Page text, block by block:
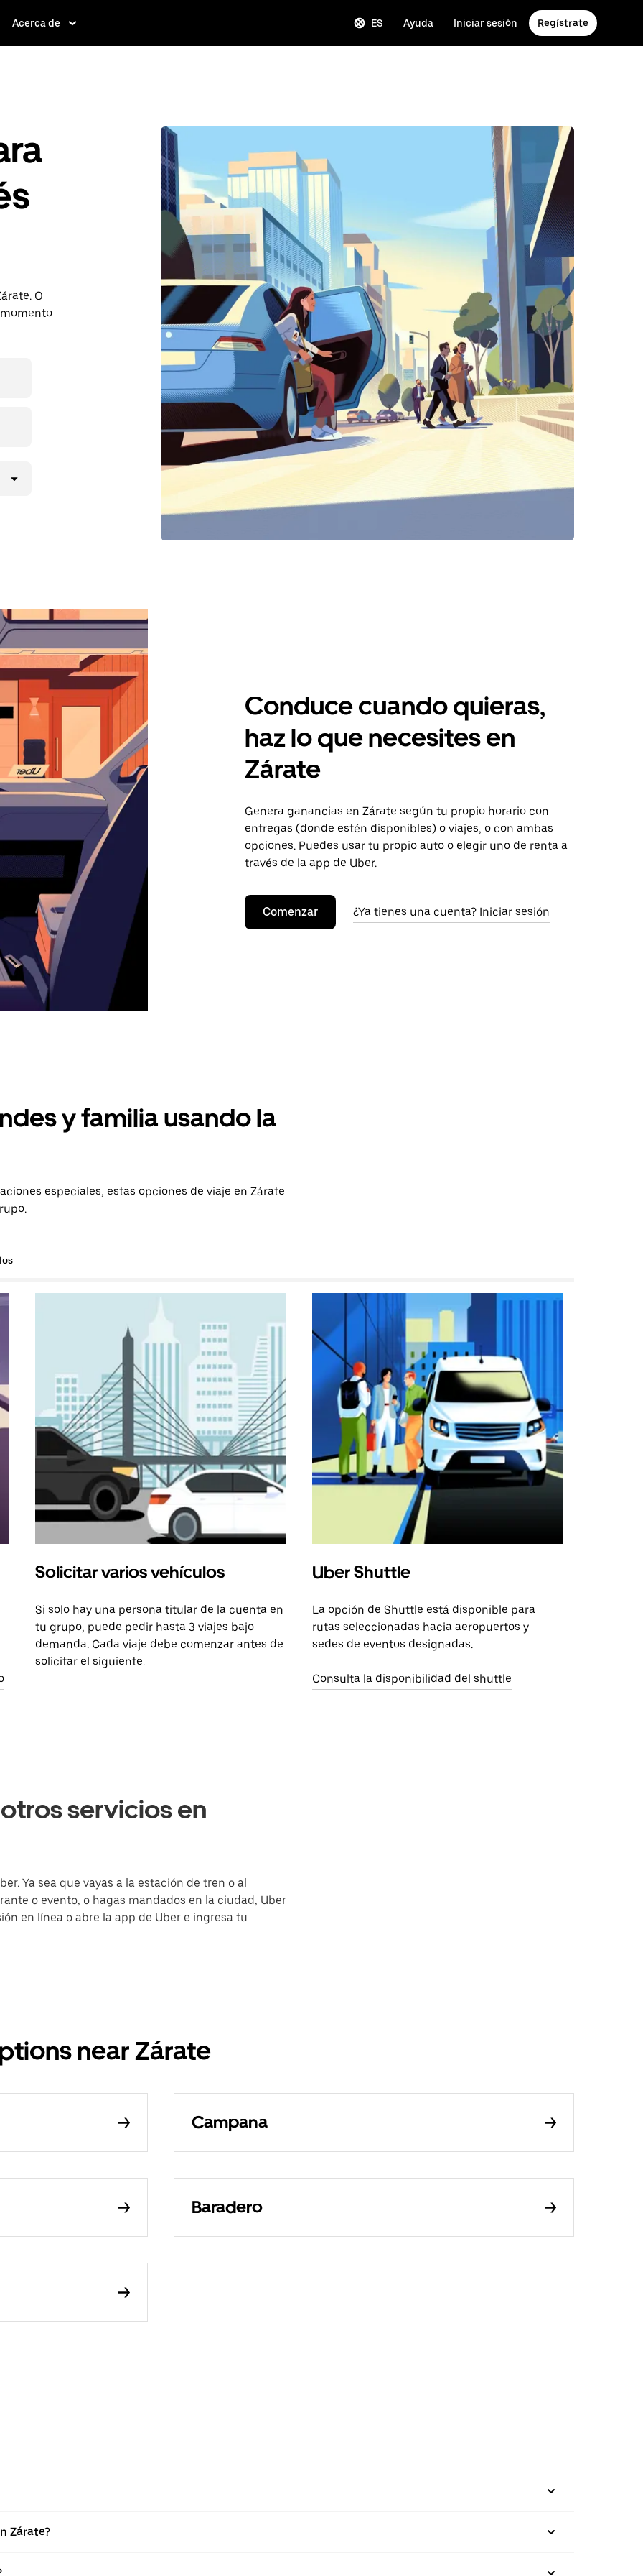
Acerca de ES Ayuda Iniciar sesión Regístrate
O
Conduce cuando quieras,
haz lo que necesites en
Zárate
Genera ganancias en Zárate según tu propio horario con
entregas (donde estén disponibles) o viajes, o con ambas
opciones. Puedes usar tu propio auto o elegir uno de renta a
través de la app de Uber.
Comenzar ¿Ya tienes una cuenta? Iniciar sesión
y familia usando la
especiales, estas opciones de viaje en Zárate
Solicitar varios vehículos
Si solo hay una persona titular de la cuenta en
tu grupo, puede pedir hasta 3 viajes bajo
demanda. Cada viaje debe comenzar antes de
solicitar el siguiente.
Uber Shuttle
La opción de Shuttle está disponible para
rutas seleccionadas hacia aeropuertos y
sedes de eventos designadas.
Consulta la disponibilidad del shuttle
servicios en
Ya sea que vayas a la estación de tren o al
o evento, o hagas mandados en la ciudad, Uber
en línea o abre la app de Uber e ingresa tu
near Zárate
Campana
Baradero
Zárate?